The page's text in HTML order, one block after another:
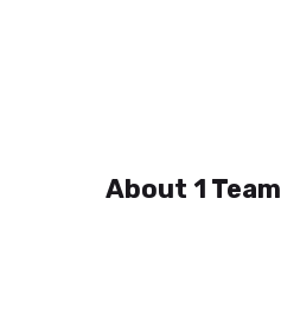
About 1 Team